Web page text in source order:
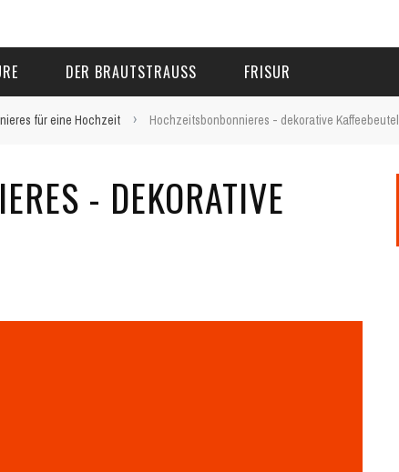
DER BRAUTSTRAUSS FRISUR
für eine Hochzeit › Hochzeitsbonbonnieres - dekorative Kaffeebeutel
- DEKORATIVE